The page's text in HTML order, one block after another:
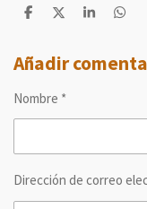
C
p
a
t
C
p
a
C
p
a
C
p
a
Añadir
Nombre *
Dirección de correo